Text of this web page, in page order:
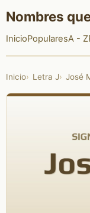
Nombres
InicioPopularesA - Z
Inicio Letra J José